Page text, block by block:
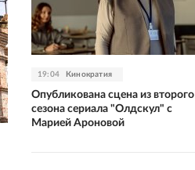
19:04 Кинократия
Опубликована сцена из второго
сезона сериала "Олдскул" с
Марией Ароновой